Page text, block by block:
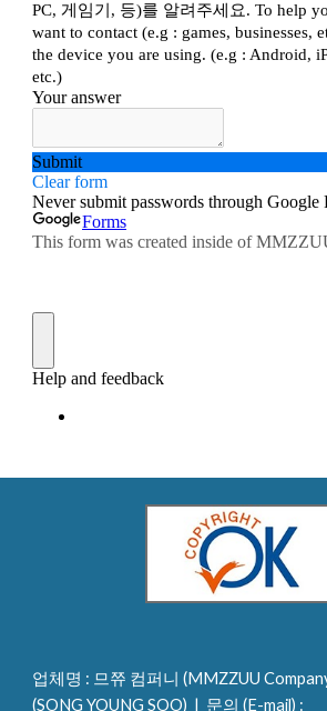
업체명 : 므쮸 컴퍼니 (MMZZUU
(SONG YOUNG SOO)  |  문의 (